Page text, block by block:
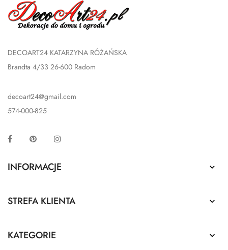
DECOART24 KATARZYNA RÓŻAŃSKA
Brandta 4/33 26-600 Radom
decoart24@gmail.com
574-000-825
Facebook Pinterest
INFORMACJE 
STREFA KLIENTA 
KATEGORIE 